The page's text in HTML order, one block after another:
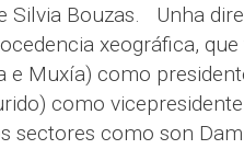
Silvia Bouzas. Unha
xeográfica,
e Muxía) como
como
sectores como son